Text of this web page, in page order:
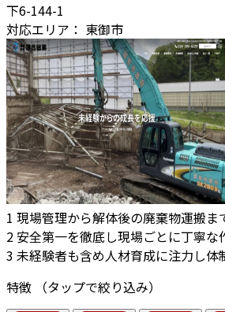
下6-144-1
対応エリア： 東御市
1 現場管理から解体後の廃棄物運搬ま
2安全第一を徹底し現場ごとに丁寧な
3 未経験者も含め人材育成に注力し体
特徴
（タップで絞り込み）